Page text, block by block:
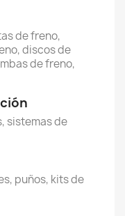
de freno,
discos de
de freno,
sistemas de
puños, kits de